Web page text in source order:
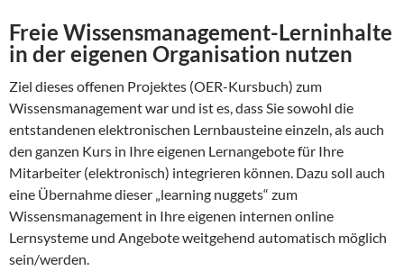
Freie Wissensmanagement-Lerninhalte
in der eigenen Organisation nutzen
Ziel dieses offenen Projektes (OER-Kursbuch) zum
Wissensmanagement war und ist es, dass Sie sowohl die
entstandenen elektronischen Lernbausteine einzeln, als auch
den ganzen Kurs in Ihre eigenen Lernangebote für Ihre
Mitarbeiter (elektronisch) integrieren können. Dazu soll auch
eine Übernahme dieser „learning nuggets“ zum
Wissensmanagement in Ihre eigenen internen online
Lernsysteme und Angebote weitgehend automatisch möglich
sein/werden.